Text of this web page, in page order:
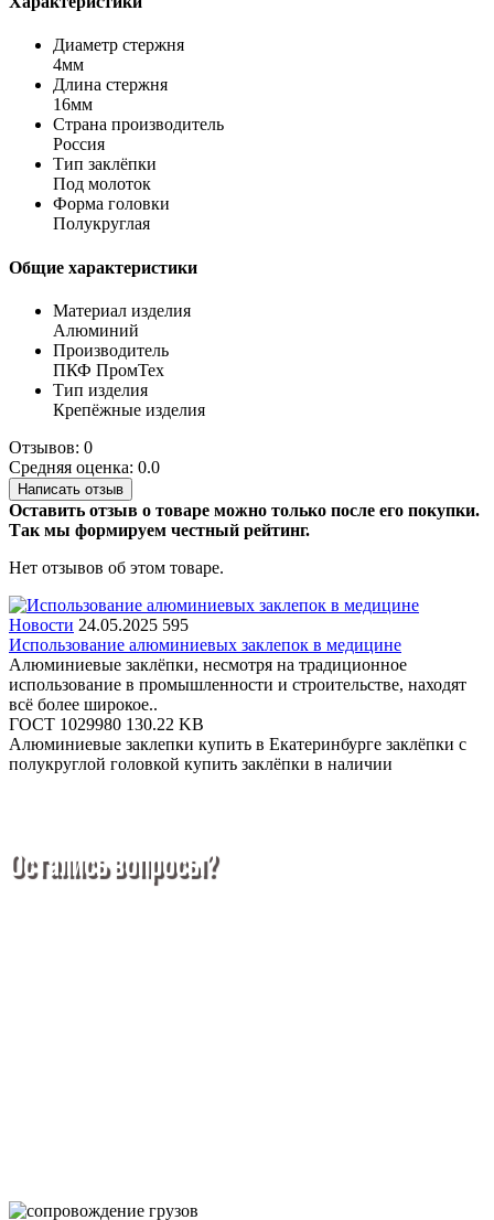
Диаметр стержня
4мм
Длина стержня
16мм
Страна производитель
Россия
Тип заклёпки
Под молоток
Форма головки
Полукруглая
Общие характеристики
Материал изделия
Алюминий
Производитель
ПКФ ПромТех
Тип изделия
Крепёжные изделия
Отзывов: 0
Средняя оценка: 0.0
Написать отзыв
Оставить отзыв о товаре можно только после его покупки.
Так мы формируем честный рейтинг.
Нет отзывов об этом товаре.
Новости 24.05.2025 595
Использование алюминиевых заклепок в медицине
Алюминиевые заклёпки, несмотря на традиционное
использование в промышленности и строительстве, находят
всё более широкое..
ГОСТ 1029980 130.22 KB
Алюминиевые заклепки купить в Екатеринбурге заклёпки с
полукруглой головкой купить заклёпки в наличии
Остались вопросы?